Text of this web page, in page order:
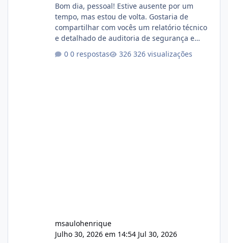
Bom dia, pessoal! Estive ausente por um
tempo, mas estou de volta. Gostaria de
compartilhar com vocês um relatório técnico
e detalhado de auditoria de segurança e
conformidade referente ao VOXPANEL (versão
atualmente em circulação e comercialização
0 respostas 326 visualizações
msaulohenrique
Julho 30, 2026 em 14:54 Jul 30, 2026